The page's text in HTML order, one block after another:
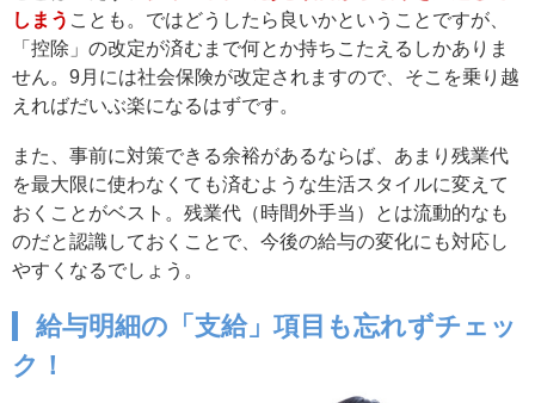
しまう ことも。ではどうしたら良いかということですが、
「控除」の改定が済むまで何とか持ちこたえるしかありま
せん。9月には社会保険が改定されますので、そこを乗り越
えればだいぶ楽になるはずです。
また、事前に対策できる余裕があるならば、あまり残業代
を最大限に使わなくても済むような生活スタイルに変えて
おくことがベスト。残業代（時間外手当）とは流動的なも
のだと認識しておくことで、今後の給与の変化にも対応し
やすくなるでしょう。
給与明細の「支給」項目も忘れずチェッ
ク！